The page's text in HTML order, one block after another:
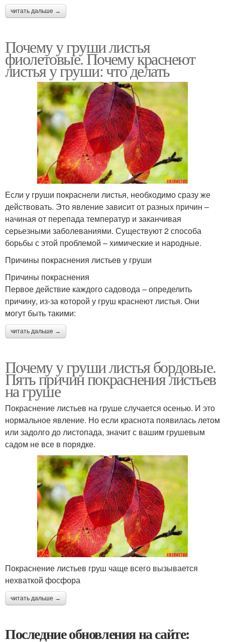
читать дальше →
Почему у груши листья
фиолетовые. Почему краснеют
листья у груши: что делать
Если у груши покраснели листья, необходимо сразу же
действовать. Это явление зависит от разных причин –
начиная от перепада температур и заканчивая
серьезными заболеваниями. Существуют 2 способа
борьбы с этой проблемой – химические и народные.
Причины покраснения листьев у груши
Причины покраснения
Первое действие каждого садовода – определить
причину, из-за которой у груш краснеют листья. Они
могут быть такими:
читать дальше →
Почему у груши листья бордовые.
Пять причин покраснения листьев
на груше
Покраснение листьев на груше случается осенью. И это
нормальное явление. Но если краснота появилась летом
или задолго до листопада, значит с вашим грушевым
садом не все в порядке.
Покраснение листьев груш чаще всего вызывается
нехваткой фосфора
читать дальше →
Последние обновления на сайте: